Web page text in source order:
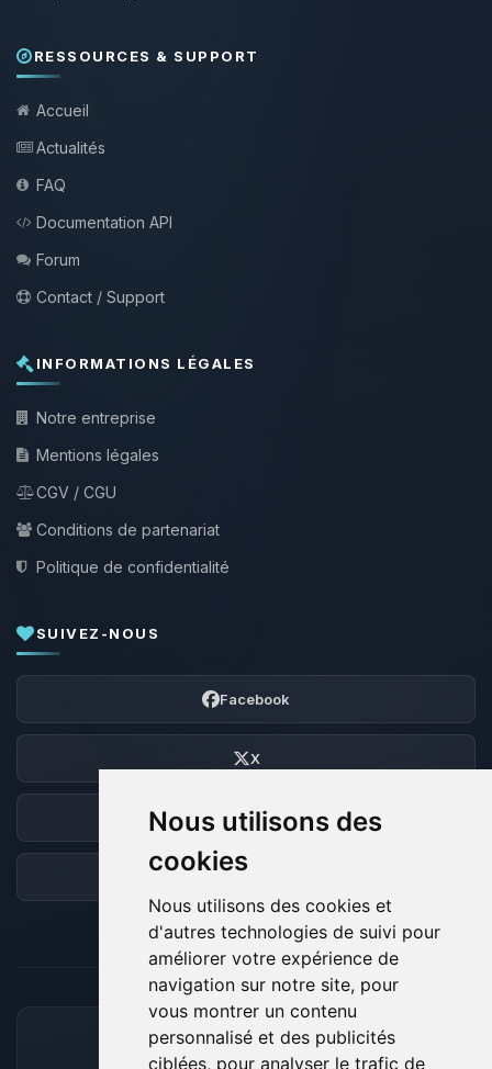
Nous utilisons des
cookies
Nous utilisons des cookies et
d'autres technologies de suivi pour
améliorer votre expérience de
navigation sur notre site, pour
vous montrer un contenu
personnalisé et des publicités
ciblées, pour analyser le trafic de
RESSOURCES & SUPPORT
Accueil
Actualités
FAQ
Documentation API
Forum
Contact / Support
INFORMATIONS LÉGALES
Notre entreprise
Mentions légales
CGV / CGU
Conditions de partenariat
Politique de confidentialité
SUIVEZ-NOUS
Facebook
X
Discord
Forum
MOYENS DE PAIEMENT ACCEPTÉS